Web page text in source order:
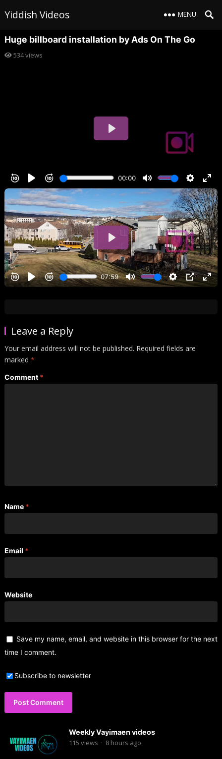
Yiddish Videos MENU
Huge billboard installation by Ads On The Go
534views
Leave a Reply
Your email address will not be published. Required fields are
marked *
Comment *
Name *
Email *
Website
Save my name, email, and website in this browser for the next
time I comment.
Subscribe to newsletter
Weekly Vayimaen videos
115 views · 8 hours ago